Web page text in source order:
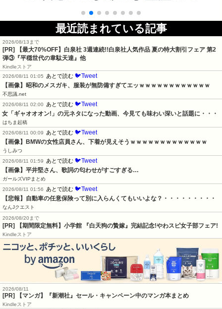
最近読まれている記事
2026/08/13まで
[PR]
【最大70%OFF】白泉社 3週連続!!白泉社人気作品 夏の特大割引フェア 第2
弾③『平穏世代の韋駄天達』他
Kindleストア
2026/08/11 01:05
あとで読む 🐦Tweet
【画像】昭和のメスガキ、服装が無防備すぎてエッｗｗｗｗｗｗｗｗｗｗｗｗ
不思議.net
2026/08/11 02:00
あとで読む 🐦Tweet
女「ギャオオオン!」の元ネタになった動画、今見ても味わい深いと話題に・・・
はちま起稿
2026/08/11 00:09
あとで読む 🐦Tweet
【画像】BMWの女性店員さん、下着が見えそうｗｗｗｗｗｗｗｗｗｗｗｗｗ
うしみつ
2026/08/11 01:59
あとで読む 🐦Tweet
【画像】平井堅さん、歌詞の匂わせがすごすぎる…
ガールズVIPまとめ
2026/08/11 01:56
あとで読む 🐦Tweet
【悲報】自動車の任意保険って別に入らんくてもいいよな？・・・・・・・・・
なんJクエスト
2026/08/20まで
[PR] 【期間限定無料】小学館 『白天狗の贄嫁』完結記念!やわスピ女子部フェア!
Kindleストア
2026/08/11
[PR] 【マンガ】『新潮社』セール・キャンペーン中のマンガ本まとめ
Kindleストア